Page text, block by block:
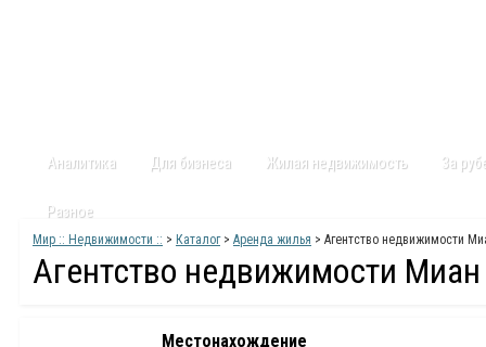
Аналитика Для бизнеса Жилая недвижимость За
Разное
Мир :: Недвижимости :: > Каталог> Аренда жилья > Агентство недвижимости
Агентство недвижимости Миан
Местонахождение